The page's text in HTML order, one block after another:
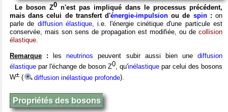
Le boson Z0 n'est pas impliqué dans le processus précédent,
mais dans celui de transfert d'énergie-impulsion ou de spin: on
parle de diffusion élastique , i.e. l'énergie cinétique d'une particule est
conservée, mais son sens de propagation est modifiée, ou de collision
élastique
Remarque : lesneutrinos peuvent subir aussi bien unediffusion
élastique par l'échange de boson Z0, qu'inélastique par celui des bosons
W± ( diffusion inélastique profonde).
Propriétés des bosons